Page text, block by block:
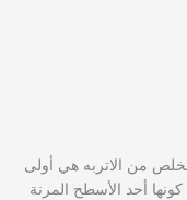
من الاتربه هي أولى
أحد الأسطح المرنة